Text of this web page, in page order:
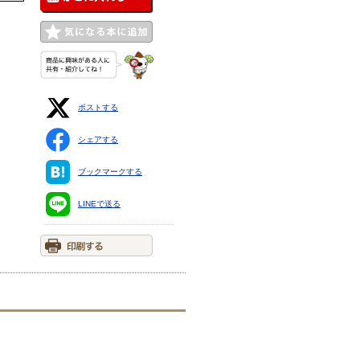
ポストする
シェアする
ブックマークする
LINEで送る